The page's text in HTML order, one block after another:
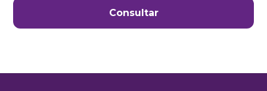
Consultar